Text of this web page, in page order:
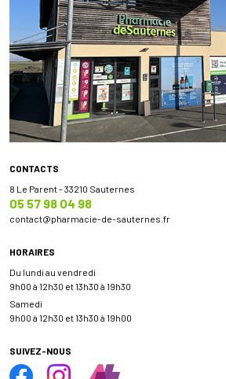
CONTACTS
8 Le Parent - 33210 Sauternes
05 57 98 04 98
contact@pharmacie-de-sauternes.fr
HORAIRES
Du lundi au vendredi
9h00 à 12h30 et 13h30 à 19h30
Samedi
9h00 à 12h30 et 13h30 à 19h00
SUIVEZ-NOUS